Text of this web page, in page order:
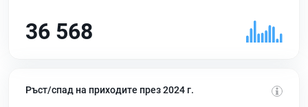
36 568
Ръст/спад на приходите през 2024 г.